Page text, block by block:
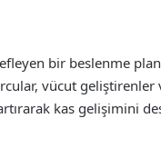
bir beslenme
vücut geliştirenler
kas gelişimini